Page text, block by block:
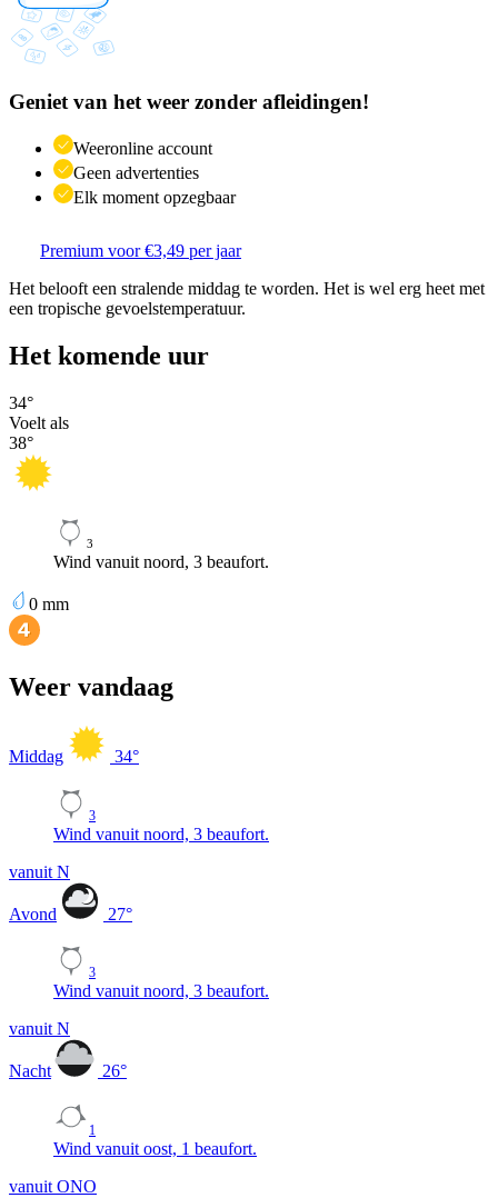
Geniet van het weer zonder afleidingen!
Weeronline account
Geen advertenties
Elk moment opzegbaar
Premium voor €3,49 per jaar
Het belooft een stralende middag te worden. Het is wel erg heet met
een tropische gevoelstemperatuur.
Het komende uur
34°
Voelt als
38°
3
Wind vanuit noord, 3 beaufort.
0 mm
Weer vandaag
Middag 34°
3
Wind vanuit noord, 3 beaufort.
vanuit N
Avond 27°
3
Wind vanuit noord, 3 beaufort.
vanuit N
Nacht 26°
1
Wind vanuit oost, 1 beaufort.
vanuit ONO